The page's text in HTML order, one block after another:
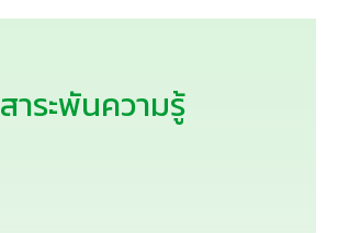
สาระพันความรู้